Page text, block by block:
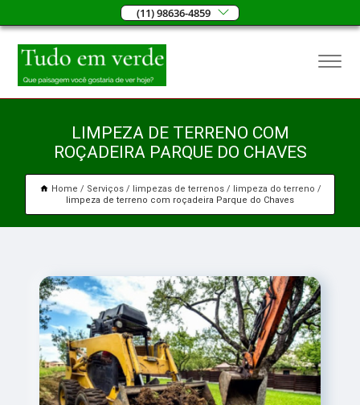
(11) 98636-4859
LIMPEZA DE TERRENO COM
ROÇADEIRA PARQUE DO CHAVES
Home Serviços limpezas de terrenos
limpeza do terreno
limpeza de terreno com roçadeira Parque do Chaves